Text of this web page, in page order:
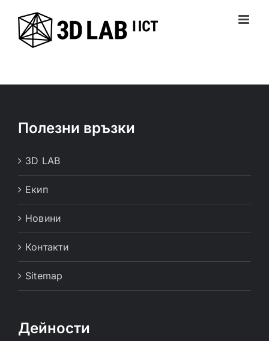
content
Полезни връзки
3D LAB
Екип
Новини
Контакти
Sitemap
Дейности